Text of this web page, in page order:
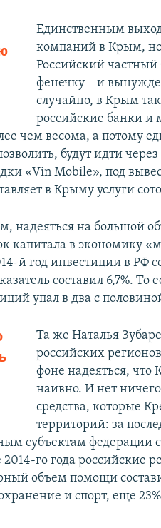
Единственным
компаний в Крым, но
Российский частный
фенечку – и
случайно, в Крым
российские банки и
чем весома, а потому
будут идти
«Vin Mobile», под
в Крыму услуги
надеяться на большой
капитала в экономику
й год инвестиции в РФ
составил 6,7%.
упал в два с
Та же Наталья
российских
фоне надеяться,
наивно. И нет
средства, которые
территорий: за
субъектам федерации
2014-го года российские
объем помощи
и спорт, еще